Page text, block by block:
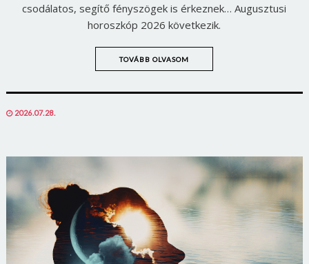
csodálatos, segítő fényszögek is érkeznek… Augusztusi
horoszkóp 2026 következik.
TOVÁBB OLVASOM
POSTED
2026.07.28.